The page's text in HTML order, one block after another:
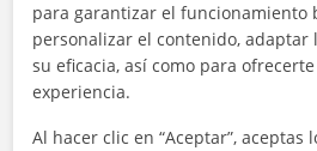
para garantizar el funcionamiento
personalizar el contenido, adaptar
su eficacia, así como para
experiencia.
Al hacer clic en “Aceptar”, aceptas